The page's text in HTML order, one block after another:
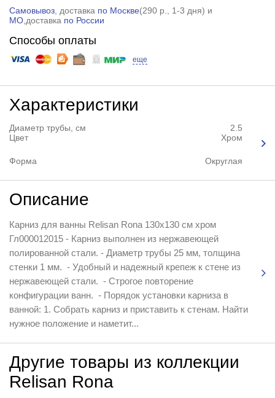
Самовывоз, доставка по Москве(290 р.
, 1-3 дня) и
МО,доставка по России
Способы оплаты
еще
Характеристики
Диаметр трубы, см
2.5
Цвет
Хром
Форма Округлая
Описание
Карниз для ванны Relisan Rona 130x130 см хром
Гл000012015 - Карниз выполнен из нержавеющей
полированной стали. - Диаметр трубы 25 мм, толщина
стенки 1 мм. - Удобный и надежный крепеж к стене из
нержавеющей стали. - Строгое повторение
конфигурации ванн. - Порядок установки карниза в
ванной: 1. Собрать карниз и приставить к стенам. Найти
нужное положение и наметит...
Другие товары из коллекции
Relisan Rona